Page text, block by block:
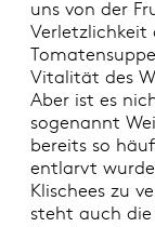
uns von der
Verletzlichkeit
Vitalität des
Aber ist es
sogenannt
bereits so
entlarvt
Klischees zu
steht auch